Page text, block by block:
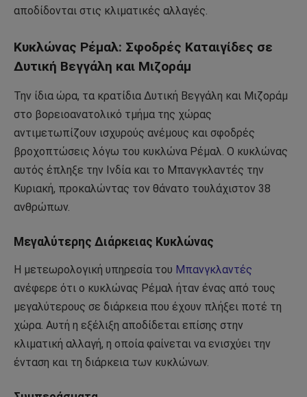
αποδίδονται στις κλιματικές αλλαγές.
Κυκλώνας Ρέμαλ: Σφοδρές Καταιγίδες σε
Δυτική Βεγγάλη και Μιζοράμ
Την ίδια ώρα, τα κρατίδια Δυτική Βεγγάλη και Μιζοράμ
στο βορειοανατολικό τμήμα της χώρας
αντιμετωπίζουν ισχυρούς ανέμους και σφοδρές
βροχοπτώσεις λόγω του κυκλώνα Ρέμαλ. Ο κυκλώνας
αυτός έπληξε την Ινδία και το Μπανγκλαντές την
Κυριακή, προκαλώντας τον θάνατο τουλάχιστον 38
ανθρώπων.
Μεγαλύτερης Διάρκειας Κυκλώνας
Η μετεωρολογική υπηρεσία του Μπανγκλαντές
ανέφερε ότι ο κυκλώνας Ρέμαλ ήταν ένας από τους
μεγαλύτερους σε διάρκεια που έχουν πλήξει ποτέ τη
χώρα. Αυτή η εξέλιξη αποδίδεται επίσης στην
κλιματική αλλαγή, η οποία φαίνεται να ενισχύει την
ένταση και τη διάρκεια των κυκλώνων.